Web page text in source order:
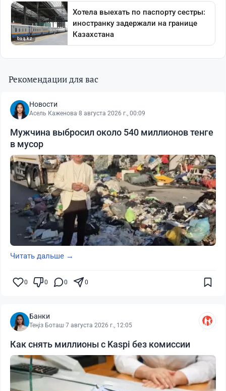
Рекомендации для вас
Новости
Асель Каженова·8 августа 2026 г., 00:09
Мужчина выбросил около 540 миллионов тенге
в мусор
Читать дальше →
0 0 0 0
Банки
Теңіз Боташ·7 августа 2026 г., 12:05
Как снять миллионы с Kaspi без комиссии